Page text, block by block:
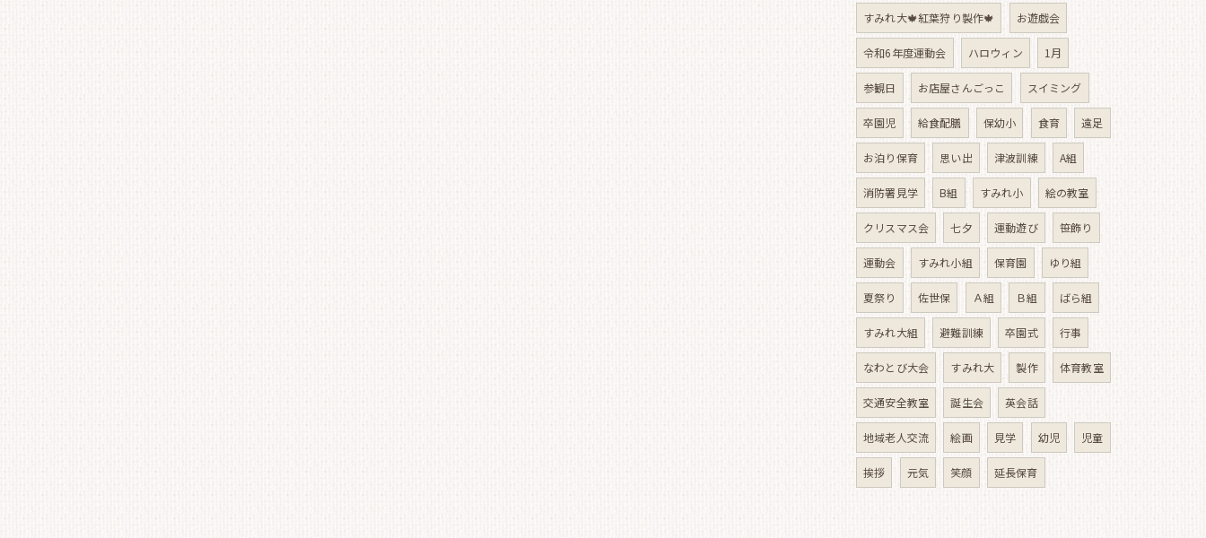
すみれ大🍁紅葉狩り製作🍁 お遊戯会
令和6年度運動会 ハロウィン 1月
参観日 お店屋さんごっこ スイミング
卒園児 給食配膳 保幼小 食育 遠足
お泊り保育 思い出 津波訓練 A組
消防署見学 B組 すみれ小 絵の教室
クリスマス会 七夕 運動遊び 笹飾り
運動会 すみれ小組 保育園 ゆり組
夏祭り 佐世保 Ａ組 Ｂ組 ばら組
すみれ大組 避難訓練 卒園式 行事
なわとび大会 すみれ大 製作 体育教室
交通安全教室 誕生会 英会話
地域老人交流 絵画 見学 幼児 児童
挨拶 元気 笑顔 延長保育